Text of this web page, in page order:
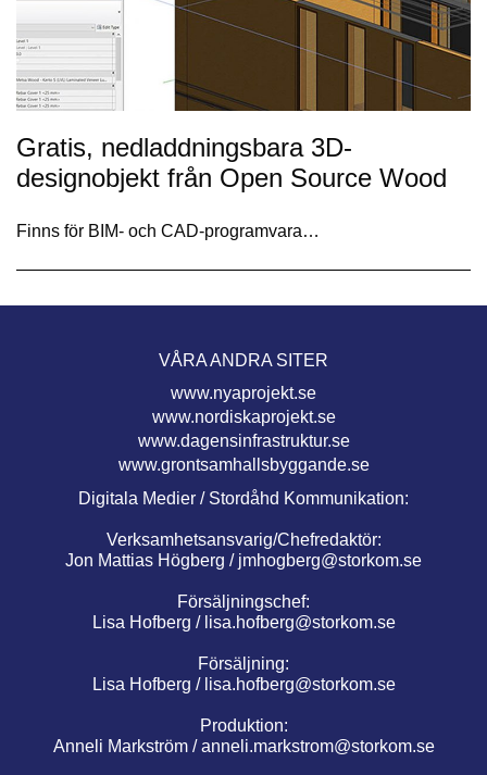
Gratis, nedladdningsbara 3D-
designobjekt från Open Source Wood
Finns för BIM- och CAD-programvara…
VÅRA ANDRA SITER
www.nyaprojekt.se
www.nordiskaprojekt.se
www.dagensinfrastruktur.se
www.grontsamhallsbyggande.se
Digitala Medier / Stordåhd Kommunikation:
Verksamhetsansvarig/Chefredaktör:
Jon Mattias Högberg / jmhogberg@storkom.se
Försäljningschef:
Lisa Hofberg / lisa.hofberg@storkom.se
Försäljning:
Lisa Hofberg / lisa.hofberg@storkom.se
Produktion:
Anneli Markström /anneli.markstrom@storkom.se